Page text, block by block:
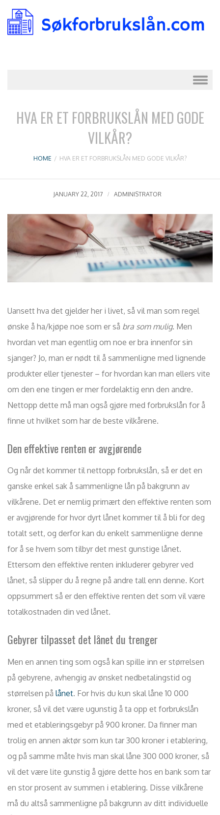
HVA ER ET FORBRUKSLÅN MED GODE
VILKÅR?
HOME / HVA ER ET FORBRUKSLÅN MED GODE VILKÅR?
JANUARY 22, 2017 ADMINISTRATOR
Uansett hva det gjelder her i livet, så vil man som regel
ønske å ha/kjøpe noe som er så bra som mulig. Men
hvordan vet man egentlig om noe er bra innenfor sin
sjanger? Jo, man er nødt til å sammenligne med lignende
produkter eller tjenester – for hvordan kan man ellers vite
om den ene tingen er mer fordelaktig enn den andre.
Nettopp dette må man også gjøre med forbrukslån for å
finne ut hvilket som har de beste vilkårene.
Den effektive renten er avgjørende
Og når det kommer til nettopp forbrukslån, så er det en
ganske enkel sak å sammenligne lån på bakgrunn av
vilkårene. Det er nemlig primært den effektive renten som
er avgjørende for hvor dyrt lånet kommer til å bli for deg
totalt sett, og derfor kan du enkelt sammenligne denne
for å se hvem som tilbyr det mest gunstige lånet.
Ettersom den effektive renten inkluderer gebyrer ved
lånet, så slipper du å regne på andre tall enn denne. Kort
oppsummert så er den effektive renten det som vil være
totalkostnaden din ved lånet.
Gebyrer tilpasset det lånet du trenger
Men en annen ting som også kan spille inn er størrelsen
på gebyrene, avhengig av ønsket nedbetalingstid og
størrelsen på lånet. For hvis du kun skal låne 10 000
kroner, så vil det være ugunstig å ta opp et forbrukslån
med et etableringsgebyr på 900 kroner. Da finner man
trolig en annen aktør som kun tar 300 kroner i etablering,
og på samme måte hvis man skal låne 300 000 kroner, så
vil det være lite gunstig å gjøre dette hos en bank som tar
en stor prosent av summen i etablering. Disse vilkårene
må du altså sammenligne på bakgrunn av ditt individuelle